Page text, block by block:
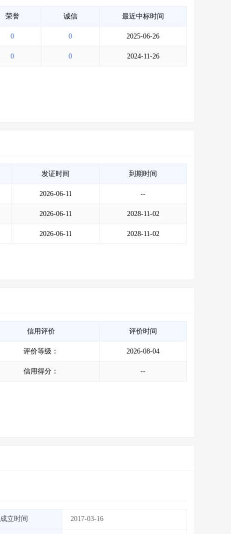
荣誉 诚信 最近中标时间
0 0 2025-06-26
0 0 2024-11-26
发证时间 到期时间
2026-06-11 --
2026-06-11 2028-11-02
2026-06-11 2028-11-02
信用评价 评价时间
评价等级： 2026-08-04
信用得分： --
成立时间 2017-03-16